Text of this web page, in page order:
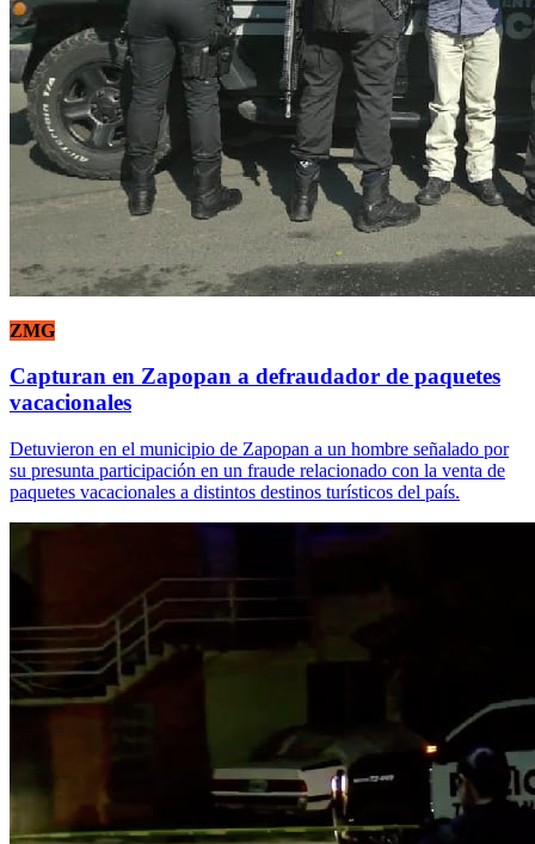
ZMG
Capturan en Zapopan a defraudador de paquetes
vacacionales
Detuvieron en el municipio de Zapopan a un hombre señalado por
su presunta participación en un fraude relacionado con la venta de
paquetes vacacionales a distintos destinos turísticos del país.